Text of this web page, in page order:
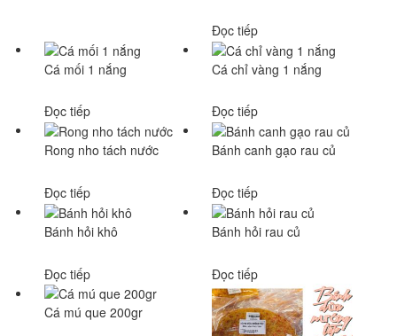
Đọc tiếp
Cá mối 1 nắng
Đọc tiếp
Cá chỉ vàng 1 nắng
Đọc tiếp
Rong nho tách nước
Đọc tiếp
Bánh canh gạo rau củ
Đọc tiếp
Bánh hỏi khô
Đọc tiếp
Bánh hỏi rau củ
Đọc tiếp
Cá mú que 200gr